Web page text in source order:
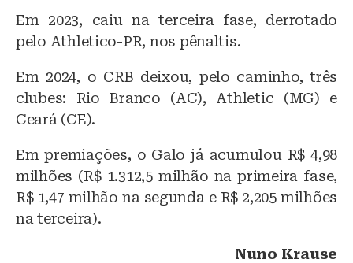
Em 2023, caiu na terceira fase, derrotado
pelo Athletico-PR, nos pênaltis.
Em 2024, o CRB deixou, pelo caminho, três
clubes: Rio Branco (AC), Athletic (MG) e
Ceará (CE).
Em premiações, o Galo já acumulou R$ 4,98
milhões (R$ 1.312,5 milhão na primeira fase,
R$ 1,47 milhão na segunda e R$ 2,205 milhões
na terceira).
Nuno Krause